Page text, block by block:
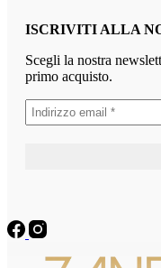
ISCRIVITI ALLA
Scegli la nostra
primo acquisto.